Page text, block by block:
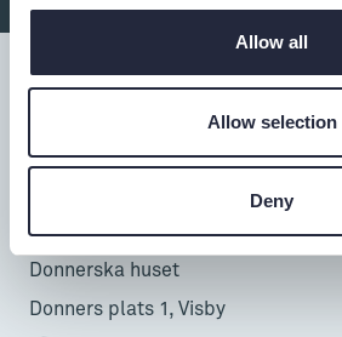
Allow all
Allow selection
Deny
Donnerska huset
Donners plats 1, Visby
Tillgänglighet